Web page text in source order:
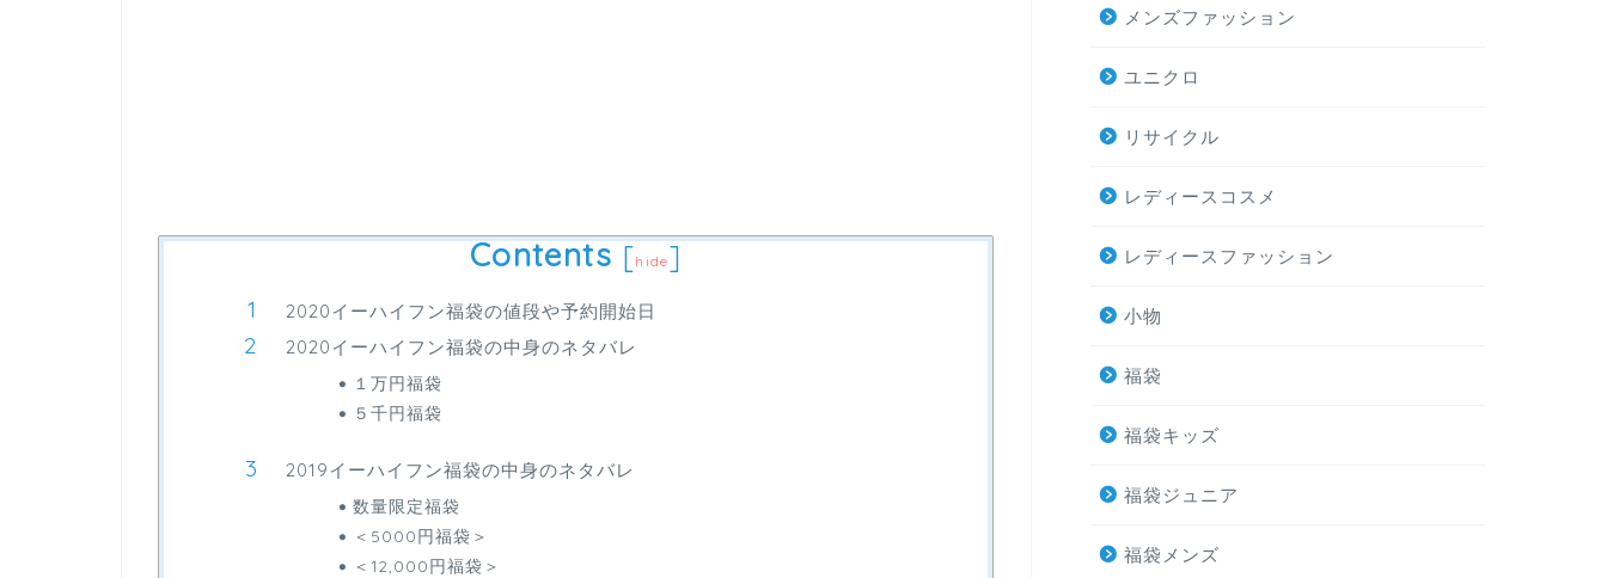
Contents [hide]
2020イーハイフン福袋の値段や予約開始日
2020イーハイフン福袋の中身のネタバレ
１万円福袋
５千円福袋
2019イーハイフン福袋の中身のネタバレ
数量限定福袋
＜5000円福袋＞
＜12,000円福袋＞
メンズファッション
ユニクロ
リサイクル
レディースコスメ
レディースファッション
小物
福袋
福袋キッズ
福袋ジュニア
福袋メンズ